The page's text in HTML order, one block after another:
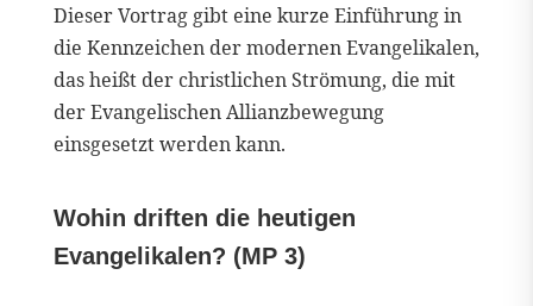
Dieser Vortrag gibt eine kurze Einführung in
die Kennzeichen der modernen Evangelikalen,
das heißt der christlichen Strömung, die mit
der Evangelischen Allianzbewegung
einsgesetzt werden kann.
Wohin driften die heutigen
Evangelikalen? (MP 3)